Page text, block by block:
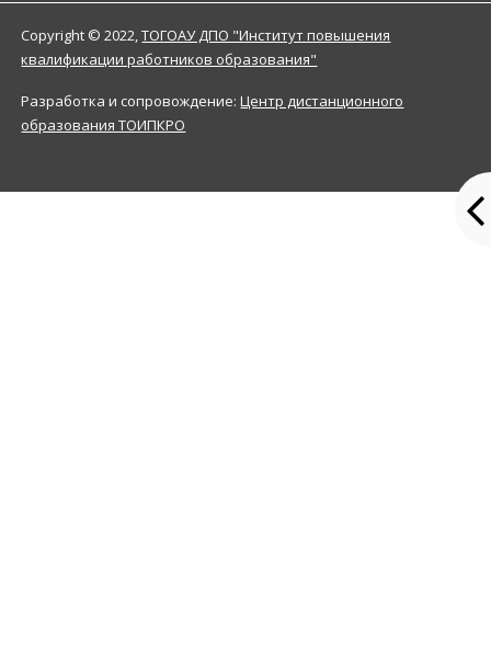
Copyright © 2022,ТОГОАУ ДПО "Институт повышения
квалификации работников образования"
Разработка и сопровождение:Центр дистанционного
образования ТОИПКРО